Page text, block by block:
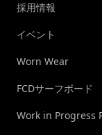
採用情報
イベント
Worn Wear
FCDサーフボード
Work in Progress